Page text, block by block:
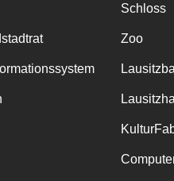
Schloss
Zoo